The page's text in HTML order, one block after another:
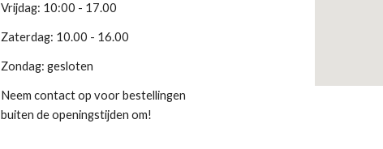
Vrijdag: 10:00 - 17.00
Zaterdag: 10.00 - 16.00
Zondag: gesloten
Neem contact op voor bestellingen
buiten de openingstijden om!